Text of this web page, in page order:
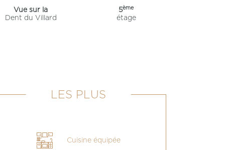
Vue sur la
Dent du Villard
5ème
étage
LES PLUS
Cuisine équipée